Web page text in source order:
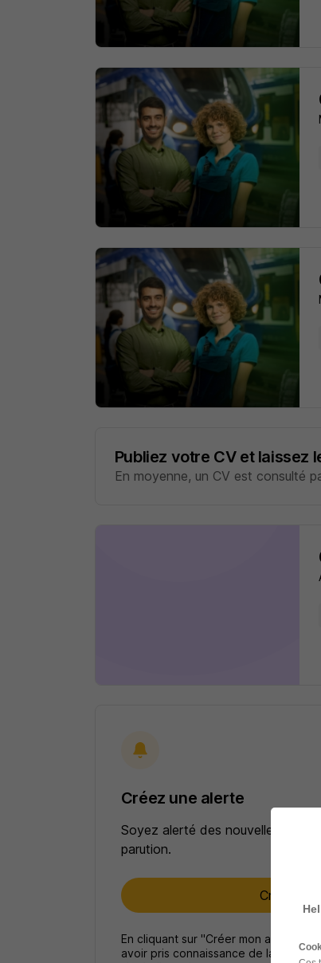
Publiez votre CV et laissez
En moyenne, un CV est consulté
Créez une alerte
Soyez alerté des nouvelles offres
parution.
Créer mon
En cliquant sur "Créer mon alerte",
avoir pris connaissance de la